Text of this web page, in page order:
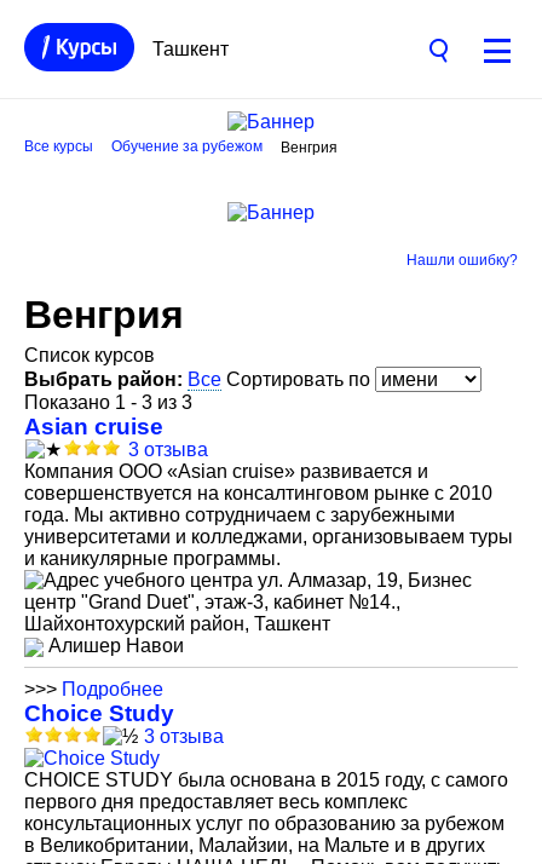
Ташкент
Все курсы Обучение за рубежом Венгрия
Нашли ошибку?
Венгрия
Список курсов
Выбрать район: Все Сортировать по
Показано 1 - 3 из 3
Asian cruise
3 отзыва
Компания ООО «Asian cruise» развивается и
совершенствуется на консалтинговом рынке с 2010
года. Мы активно сотрудничаем с зарубежными
университетами и колледжами, организовываем туры
и каникулярные программы.
ул. Алмазар, 19, Бизнес
центр "Grand Duet", этаж-3, кабинет №14.,
Шайхонтохурский район, Ташкент
Алишер Навои
>>> Подробнее
Choice Study
3 отзыва
СHOICE STUDY была основана в 2015 году, с самого
первого дня предоставляет весь комплекс
консультационных услуг по образованию за рубежом
в Великобритании, Малайзии, на Мальте и в других